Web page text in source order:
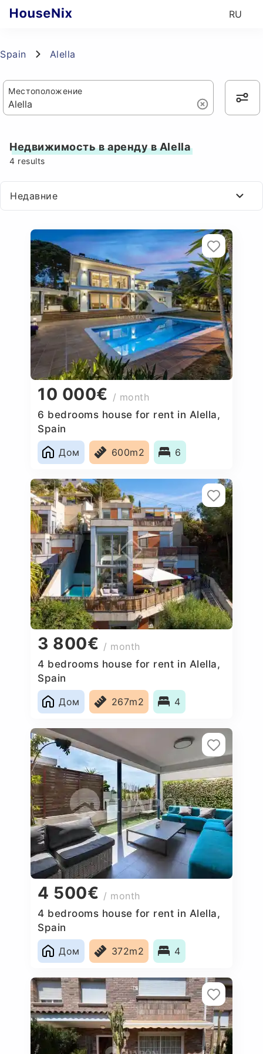
RU
Spain Alella
Местоположение
Недвижимость в аренду в Alella
4 results
Недавние
10 000€ / month
6 bedrooms house for rent in Alella,
Spain
Дом
600m2 6
3 800€ / month
4 bedrooms house for rent in Alella,
Spain
Дом
267m2 4
4 500€ / month
4 bedrooms house for rent in Alella,
Spain
Дом
372m2 4